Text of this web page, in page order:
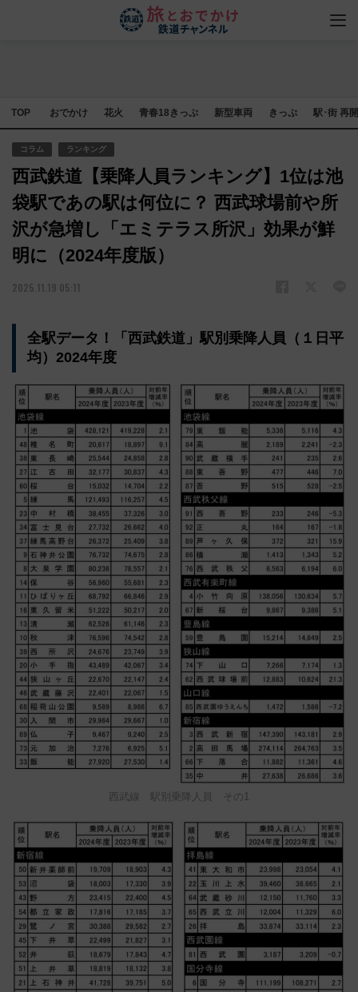
TOP おでかけ 花火 青春18きっぷ 新型車両 きっぷ 駅･街 再
コラム ランキング
西武鉄道【乗降人員ランキング】1位は池
袋駅であの駅は何位に？ 西武球場前や所
沢が急増し「エミテラス所沢」効果が鮮
明に（2024年度版）
2025.11.19 05:11
全駅データ！「西武鉄道」駅別乗降人員（１日平
均）2024年度
西武線 駅別乗降人員 その1